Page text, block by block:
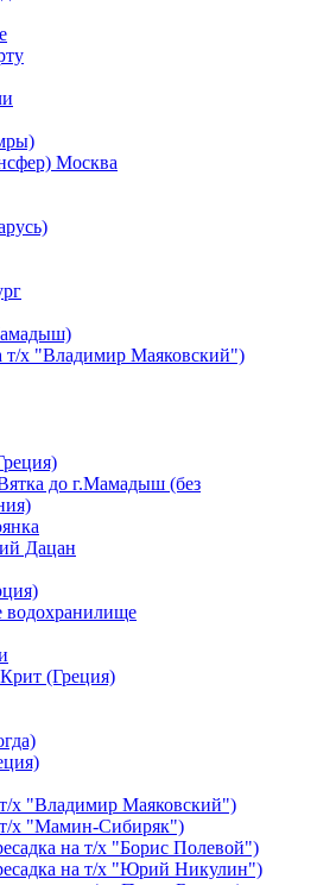
Москва
т/х "Владимир Маяковский")
до г.Мамадыш (без
Дацан
(Греция)
х "Владимир Маяковский")
т/х "Мамин-Сибиряк")
на т/х "Борис Полевой")
на т/х "Юрий Никулин")